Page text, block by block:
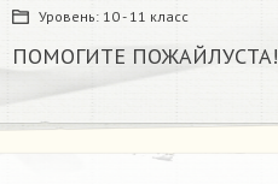
Уровень: 10 - 11 класс
ПОМОГИТЕ ПОЖАЙЛУСТА!